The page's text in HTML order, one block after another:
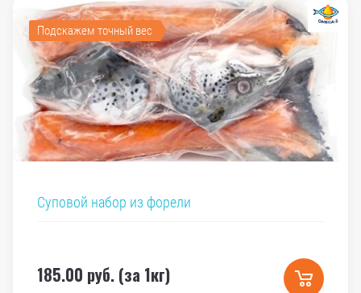
Суповой набор из форели
185.00 руб. (за 1кг)
Подскажем точный вес